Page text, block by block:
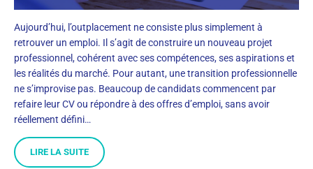
Aujourd’hui, l’outplacement ne consiste plus simplement à
retrouver un emploi. Il s’agit de construire un nouveau projet
professionnel, cohérent avec ses compétences, ses aspirations et
les réalités du marché. Pour autant, une transition professionnelle
ne s’improvise pas. Beaucoup de candidats commencent par
refaire leur CV ou répondre à des offres d’emploi, sans avoir
réellement défini…
LIRE LA SUITE